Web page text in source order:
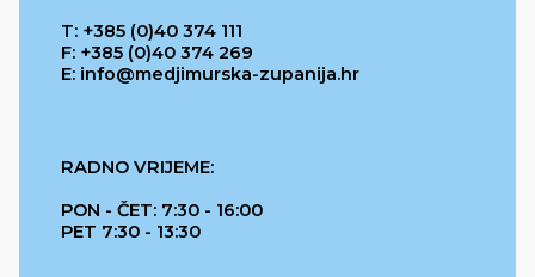
T: +385 (0)40 374 111
F: +385 (0)40 374 269
E: info@medjimurska-zupanija.hr
RADNO VRIJEME:
PON - ČET: 7:30 - 16:00
PET 7:30 - 13:30